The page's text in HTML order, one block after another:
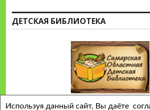
ДЕТСКАЯ БИБЛИОТЕКА
Используя данный сайт, Вы даёте